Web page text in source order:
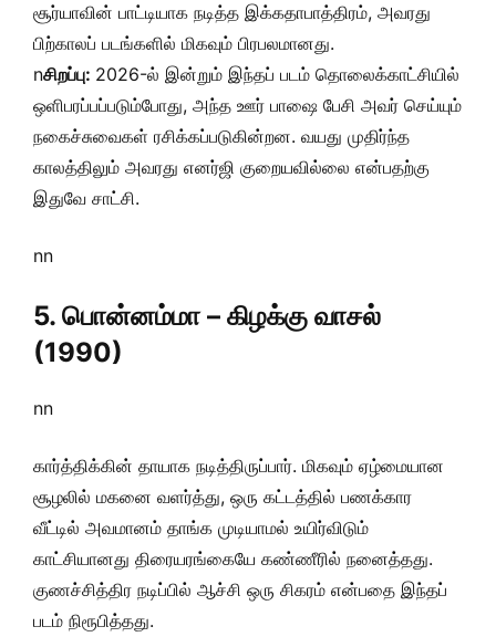
சூர்யாவின் பாட்டியாக நடித்த இக்கதாபாத்திரம், அவரது
பிற்காலப் படங்களில் மிகவும் பிரபலமானது.
nசிறப்பு: 2026-ல் இன்றும் இந்தப் படம் தொலைக்காட்சியில்
ஒளிபரப்பப்படும்போது, அந்த ஊர் பாஷை பேசி அவர் செய்யும்
நகைச்சுவைகள் ரசிக்கப்படுகின்றன. வயது முதிர்ந்த
காலத்திலும் அவரது எனர்ஜி குறையவில்லை என்பதற்கு
இதுவே சாட்சி.
nn
5. பொன்னம்மா – கிழக்கு வாசல்
(1990)
nn
கார்த்திக்கின் தாயாக நடித்திருப்பார். மிகவும் ஏழ்மையான
சூழலில் மகனை வளர்த்து, ஒரு கட்டத்தில் பணக்கார
வீட்டில் அவமானம் தாங்க முடியாமல் உயிர்விடும்
காட்சியானது திரையரங்கையே கண்ணீரில் நனைத்தது.
குணச்சித்திர நடிப்பில் ஆச்சி ஒரு சிகரம் என்பதை இந்தப்
படம் நிரூபித்தது.